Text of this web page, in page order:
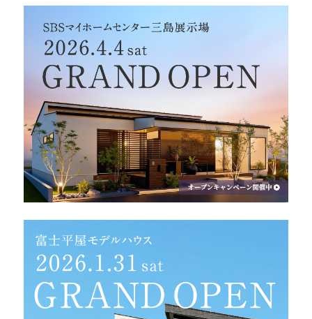
OWNER’S SITE オーナーズサイト
nattoku
nattoku住宅 10のこだわり
理想の暮らしを引き出すデザイン力
家具まで標準仕様の空間コーディネート
身体に優しい自然素材の家